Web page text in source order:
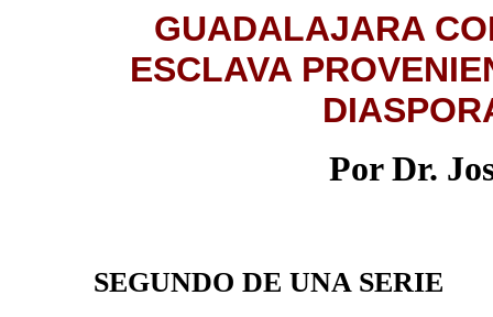
GUADALAJARA
ESCLAVA
Por Dr.
SEGUNDO DE UNA SERIE